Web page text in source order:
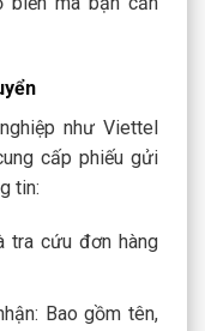
như Viettel
cấp phiếu gửi
tin:
tra cứu đơn hàng
Bao gồm tên,